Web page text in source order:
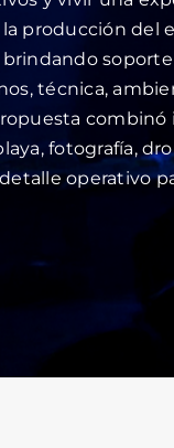
producción del
técnica,
fotografía,
operativo